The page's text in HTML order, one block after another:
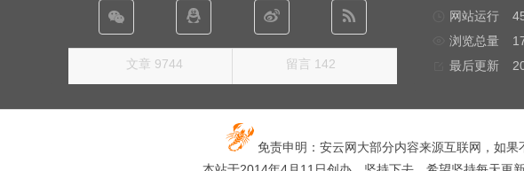
文章 9744 留言 142
网站运行
浏览总量
最后更新
免责申明：安云网大部分内容来源互联网，如